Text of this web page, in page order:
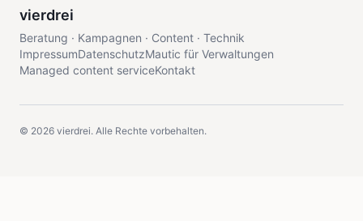
vierdrei
Beratung · Kampagnen · Content · Technik
ImpressumDatenschutzMautic für Verwaltungen
Managed content serviceKontakt
© 2026 vierdrei. Alle Rechte vorbehalten.